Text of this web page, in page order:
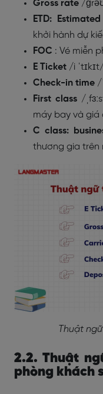
Gross rate /
ETD:
khởi hành dự
FOC : Vé miễn
E Ticket /i ˈtɪkɪt/
Check-in time /
First class /
máy bay và giá
C class:
thương gia trên
Thuật
2.2. Thuật
phòng khách